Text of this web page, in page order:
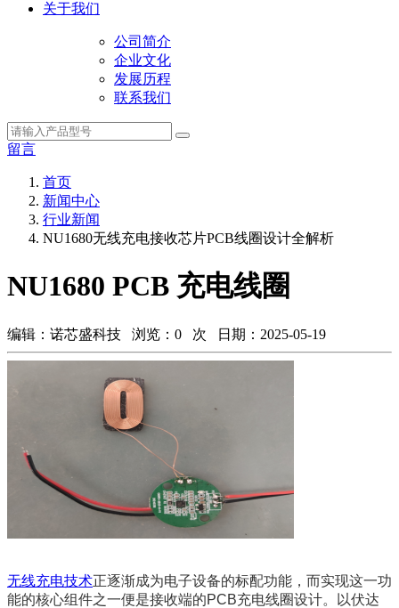
关于我们
公司简介
企业文化
发展历程
联系我们
留言
首页
新闻中心
行业新闻
NU1680无线充电接收芯片PCB线圈设计全解析
NU1680 PCB 充电线圈
编辑：诺芯盛科技 浏览： 0 次 日期：2025-05-19
无线充电技术正逐渐成为电子设备的标配功能，而实现这一功
能的核心组件之一便是接收端的PCB充电线圈设计。以伏达